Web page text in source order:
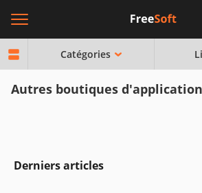
Catégories
Autres boutiques
Derniers articles